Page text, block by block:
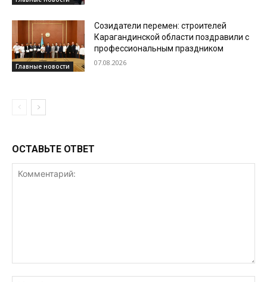
Главные новости
Созидатели перемен: строителей
Карагандинской области поздравили с
профессиональным праздником
07.08.2026
ОСТАВЬТЕ ОТВЕТ